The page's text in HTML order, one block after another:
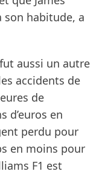
son habitude, a
aussi un autre
accidents de
de
d’euros en
perdu pour
en moins pour
F1 est